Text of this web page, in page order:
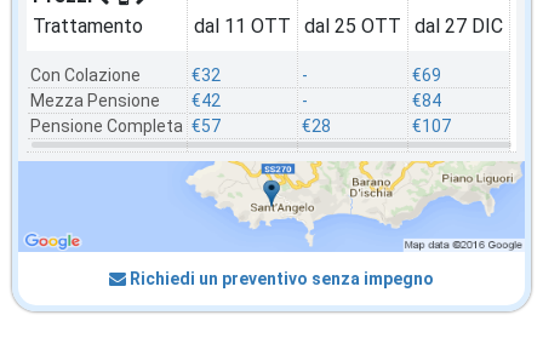
Trattamento
Con Colazione
Mezza Pensione
Pensione Completa
dal 11 OTT
€32
€42
€57
dal 25 OTT
-
-
€28
dal 27 DIC
€69
€84
€107
Richiedi un preventivo senza impegno